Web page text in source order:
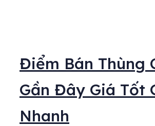
Điểm Bán Thùng
Gần Đây Giá Tốt
Nhanh